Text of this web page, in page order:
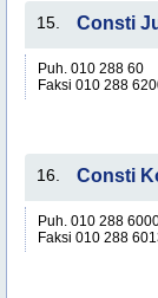
15. Consti
Puh. 010 288 60
Faksi 010 288
16. Consti
Puh. 010 288
Faksi 010 288